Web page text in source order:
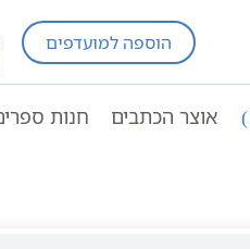
הוספה למועדפים
אוצר הכתבים חנות
בעל הסולם תלמוד